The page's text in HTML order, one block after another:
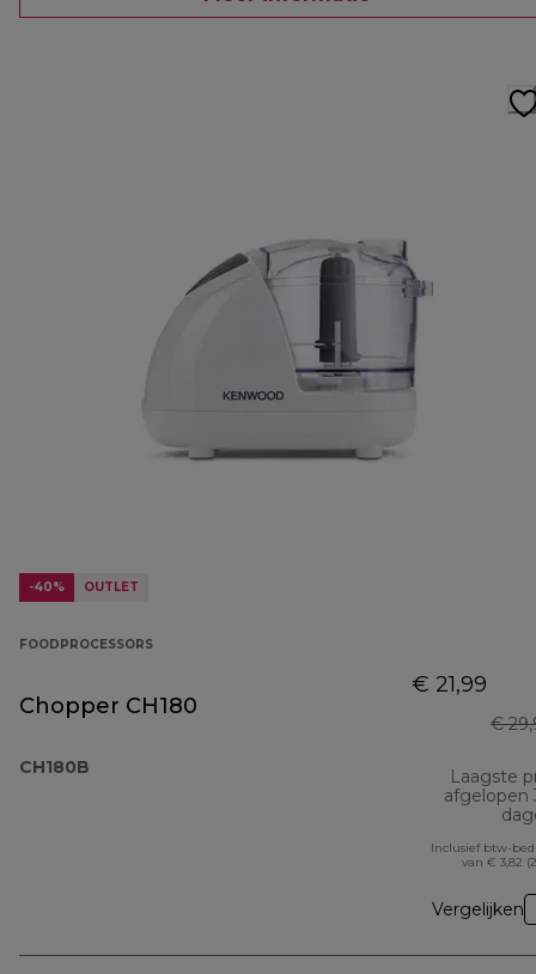
-40% OUTLET
FOODPROCESSORS
Chopper CH180
CH180B
€ 21,99
€
Laagste
afgelopen
Inclusief btw-
van € 3,82
Vergelijken